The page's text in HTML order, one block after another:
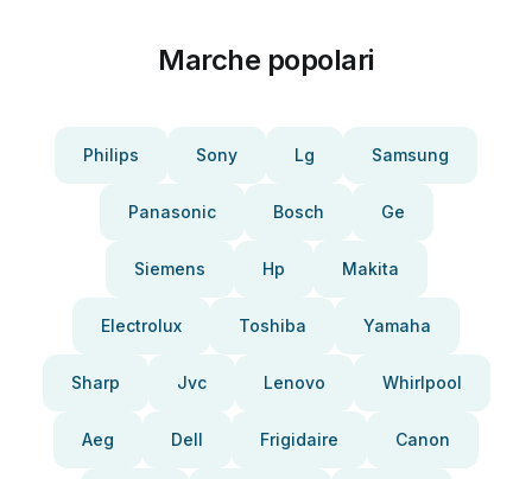
Marche popolari
Philips Sony Lg Samsung
Panasonic Bosch Ge
Siemens Hp Makita
Electrolux Toshiba Yamaha
Sharp Jvc Lenovo Whirlpool
Aeg Dell Frigidaire Canon